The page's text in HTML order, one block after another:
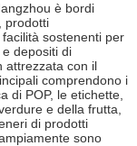
è bordi
prodotti
sostenenti per
depositi di
attrezzata con il
comprendono i
di POP, le etichette,
e della frutta,
di prodotti
sono